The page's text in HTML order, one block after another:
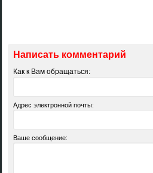
Написать комментарий
Как к Вам обращаться:
Адрес электронной почты:
Ваше сообщение: